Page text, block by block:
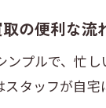
の便利な流
ンプルで、忙
タッフが自